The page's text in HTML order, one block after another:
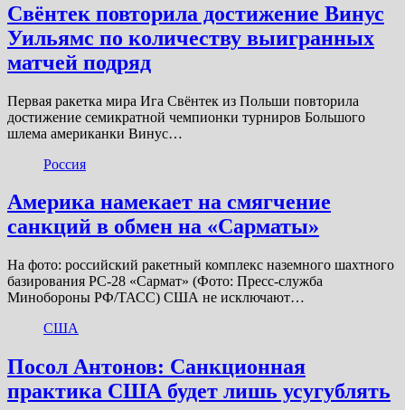
Свёнтек повторила достижение Винус
Уильямс по количеству выигранных
матчей подряд
Первая ракетка мира Ига Свёнтек из Польши повторила
достижение семикратной чемпионки турниров Большого
шлема американки Винус…
Россия
Америка намекает на смягчение
санкций в обмен на «Сарматы»
На фото: российский ракетный комплекс наземного шахтного
базирования РС-28 «Сармат» (Фото: Пресс-служба
Минобороны РФ/ТАСС) США не исключают…
США
Посол Антонов: Санкционная
практика США будет лишь усугублять